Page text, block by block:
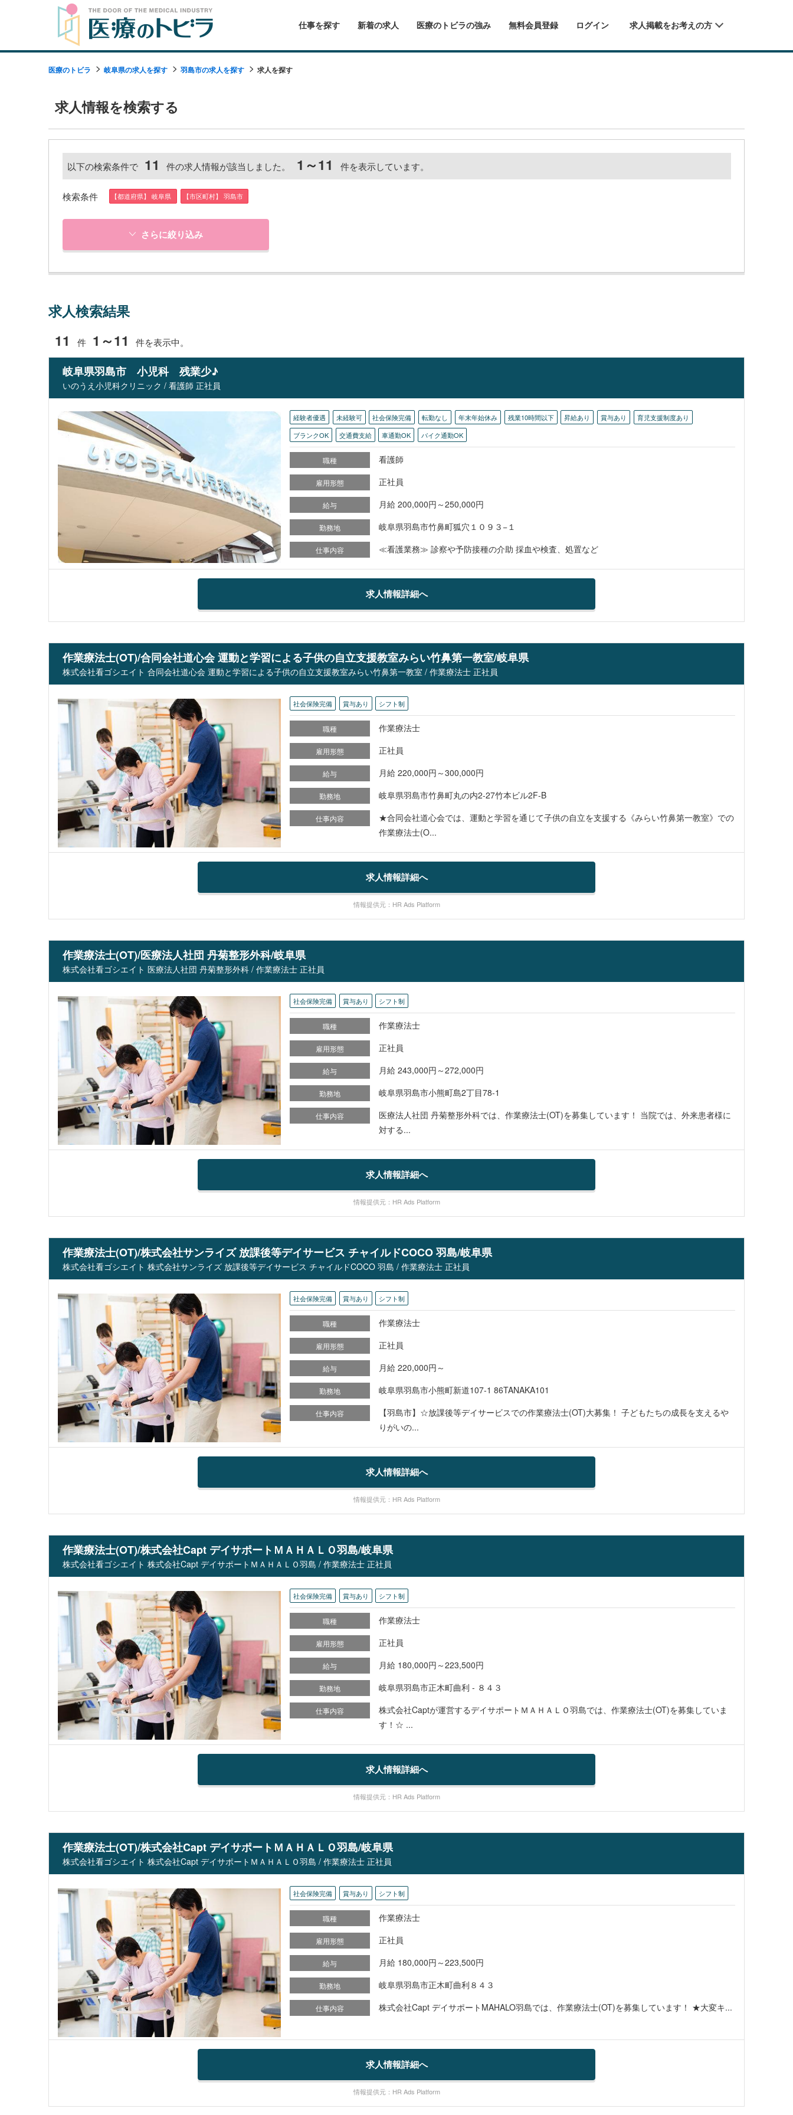
仕事を探す 新着の求人 医療のトビラの強み 無料会員登録 ログイン 求人掲載をお考えの方
医療のトビラ 岐阜県の求人を探す 羽島市の求人を探す 求人を探す
求人情報を検索する
以下の検索条件で 11 件の求人情報が該当しました。 1～11 件を表示しています。
検索条件 【都道府県】 岐阜県 【市区町村】 羽島市
さらに絞り込み
求人検索結果
11
件 1～11 件を表示中。
岐阜県羽島市 小児科 残業少♪
いのうえ小児科クリニック / 看護師 正社員
経験者優遇 未経験可 社会保険完備 転勤なし 年末年始休み 残業10時間以下 昇給あり 賞与あり
育児支援制度あり
ブランクOK
交通費支給 車通勤OK バイク通勤OK
職種 看護師
雇用形態 正社員
給与 月給 200,000円～250,000円
勤務地 岐阜県羽島市竹鼻町狐穴１０９３−１
仕事内容 ≪看護業務≫ 診察や予防接種の介助 採血や検査、処置など
求人情報詳細へ
作業療法士(OT)/合同会社道心会 運動と学習による子供の自立支援教室みらい竹鼻第一教室/岐阜県
株式会社看ゴシエイト 合同会社道心会 運動と学習による子供の自立支援教室みらい竹鼻第一教室 / 作業療法士 正社員
社会保険完備 賞与あり シフト制
職種 作業療法士
雇用形態 正社員
給与 月給 220,000円～300,000円
勤務地 岐阜県羽島市竹鼻町丸の内2-27竹本ビル2F-B
仕事内容
★合同会社道心会では、運動と学習を通じて子供の自立を支援する《みらい竹鼻第一教室》での
作業療法士(O...
求人情報詳細へ
情報提供元：HR Ads Platform
作業療法士(OT)/医療法人社団 丹菊整形外科/岐阜県
株式会社看ゴシエイト 医療法人社団 丹菊整形外科 / 作業療法士 正社員
社会保険完備 賞与あり シフト制
職種 作業療法士
雇用形態 正社員
給与 月給 243,000円～272,000円
勤務地 岐阜県羽島市小熊町島2丁目78-1
仕事内容
医療法人社団 丹菊整形外科では、作業療法士(OT)を募集しています！ 当院では、外来患者様に
対する...
求人情報詳細へ
情報提供元：HR Ads Platform
作業療法士(OT)/株式会社サンライズ 放課後等デイサービス チャイルドCOCO 羽島/岐阜県
株式会社看ゴシエイト 株式会社サンライズ 放課後等デイサービス チャイルドCOCO 羽島 / 作業療法士 正社員
社会保険完備 賞与あり シフト制
職種 作業療法士
雇用形態 正社員
給与 月給 220,000円～
勤務地 岐阜県羽島市小熊町新道107-1 86TANAKA101
仕事内容
【羽島市】☆放課後等デイサービスでの作業療法士(OT)大募集！ 子どもたちの成長を支えるや
りがいの...
求人情報詳細へ
情報提供元：HR Ads Platform
作業療法士(OT)/株式会社Capt デイサポートＭＡＨＡＬＯ羽島/岐阜県
株式会社看ゴシエイト 株式会社Capt デイサポートＭＡＨＡＬＯ羽島 / 作業療法士 正社員
社会保険完備 賞与あり シフト制
職種 作業療法士
雇用形態 正社員
給与 月給 180,000円～223,500円
勤務地 岐阜県羽島市正木町曲利 - ８４３
仕事内容
株式会社Captが運営するデイサポートＭＡＨＡＬＯ羽島では、作業療法士(OT)を募集していま
す！☆ ...
求人情報詳細へ
情報提供元：HR Ads Platform
作業療法士(OT)/株式会社Capt デイサポートＭＡＨＡＬＯ羽島/岐阜県
株式会社看ゴシエイト 株式会社Capt デイサポートＭＡＨＡＬＯ羽島 / 作業療法士 正社員
社会保険完備 賞与あり シフト制
職種 作業療法士
雇用形態 正社員
給与 月給 180,000円～223,500円
勤務地 岐阜県羽島市正木町曲利８４３
仕事内容 株式会社Capt デイサポートMAHALO羽島では、作業療法士(OT)を募集しています！ ★大変キ...
求人情報詳細へ
情報提供元：HR Ads Platform